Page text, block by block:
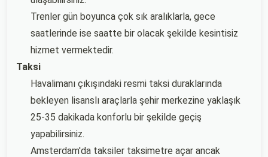
Trenler gün boyunca çok sık aralıklarla, gece
saatlerinde ise saatte bir olacak şekilde kesintisiz
hizmet vermektedir.
Taksi
Havalimanı çıkışındaki resmi taksi duraklarında
bekleyen lisanslı araçlarla şehir merkezine yaklaşık
25-35 dakikada konforlu bir şekilde geçiş
yapabilirsiniz.
Amsterdam'da taksiler taksimetre açar ancak